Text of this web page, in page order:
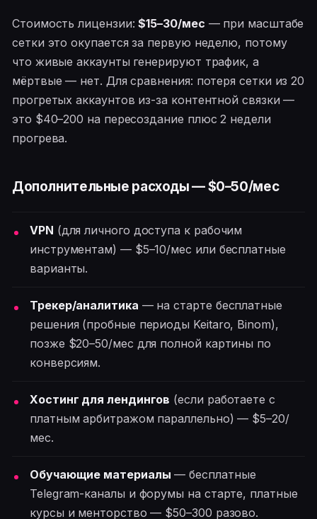
Стоимость лицензии:$15–30/мес — при масштабе
сетки это окупается за первую неделю, потому
что живые аккаунты генерируют трафик, а
мёртвые — нет. Для сравнения: потеря сетки из 20
прогретых аккаунтов из-за контентной связки —
это $40–200 на пересоздание плюс 2 недели
прогрева.
Дополнительные расходы — $0–50/мес
VPN (для личного доступа к рабочим
инструментам) — $5–10/мес или бесплатные
варианты.
Трекер/аналитика — на старте бесплатные
решения (пробные периоды Keitaro, Binom),
позже $20–50/мес для полной картины по
конверсиям.
Хостинг для лендингов (если работаете с
платным арбитражом параллельно) — $5–20/
мес.
Обучающие материалы — бесплатные
Telegram-каналы и форумы на старте, платные
курсы и менторство — $50–300 разово.